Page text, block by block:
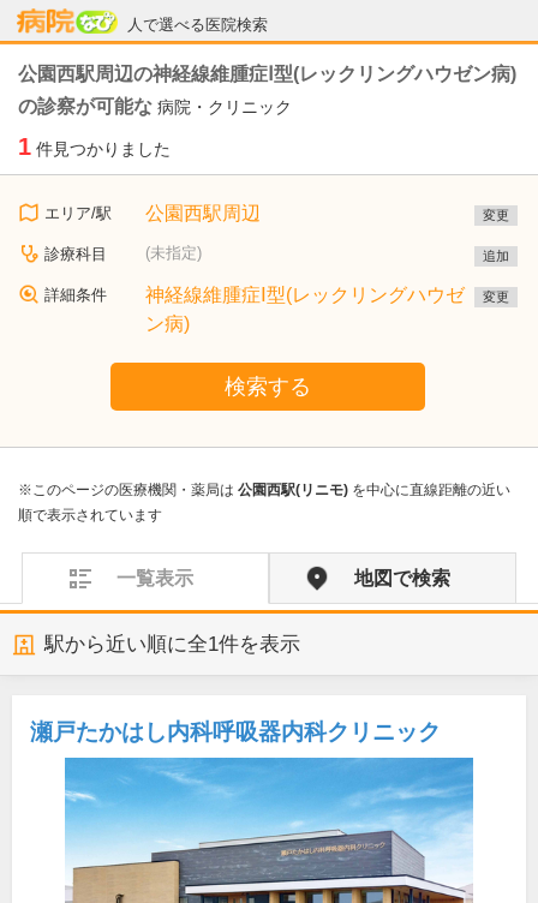
人で選べる医院検索
病院なび
公園西駅周辺の神経線維腫症Ⅰ型(レックリングハウゼン病)
の診察が可能な 病院・クリニック
1 件見つかりました
エリア/駅 公園西駅周辺 変更
診療科目 (未指定) 追加
詳細条件
神経線維腫症Ⅰ型(レックリングハウゼ
ン病)
変更
検索する
※このページの医療機関・薬局は 公園西駅(リニモ) を中心に直線距離の近い
順で表示されています
一覧表示 地図で検索
駅から近い順に全1件を表示
瀬戸たかはし内科呼吸器内科クリニック